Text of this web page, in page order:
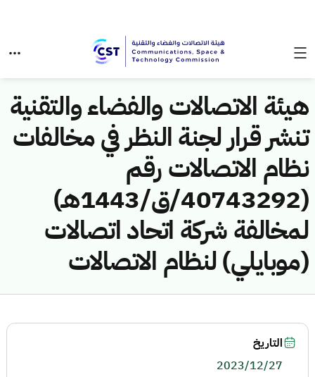
هيئة الاتصالات والفضاء والتقنية
تنشر قرار لجنة النظر في مخالفات
نظام الاتصالات رقم
(40743292/ق/1443هـ)
لمخالفة شركة اتحاد اتصالات
(موبايلي) لنظام الاتصالات
التاريخ
2023/12/27